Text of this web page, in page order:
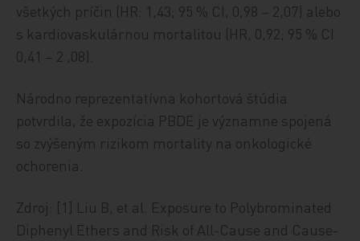
všetkých príčin (HR: 1,43; 95 % CI, 0,98 – 2,07) alebo
s kardiovaskulárnou mortalitou (HR, 0,92; 95 % CI
0,41 – 2 ,08).
Národno reprezentatívna kohortová štúdia
potvrdila, že expozícia PBDE je významne spojená
so zvýšeným rizikom mortality na onkologické
ochorenia.
Zdroj: [1] Liu B, et al. Exposure to Polybrominated
Diphenyl Ethers and Risk of All-Cause and Cause-